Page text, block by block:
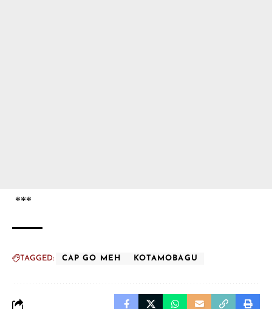
***
TAGGED: CAP GO MEH KOTAMOBAGU